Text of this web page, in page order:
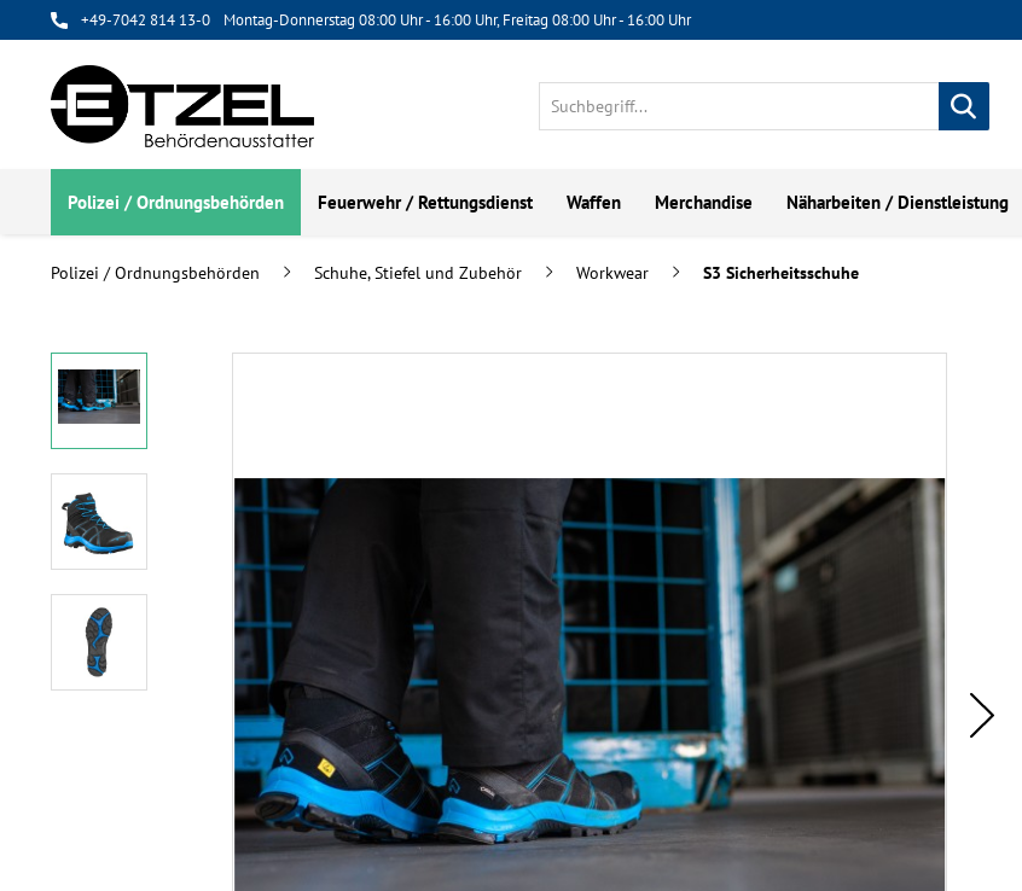
+49-7042 814 13-0 Montag-Donnerstag 08:00 Uhr - 16:00 Uhr, Freitag 08:00 Uhr - 16:00 Uhr
Polizei / Ordnungsbehörden Feuerwehr / Rettungsdienst Waffen Merchandise Näharbeiten / Dienstleistung
Polizei / Ordnungsbehörden Schuhe, Stiefel und Zubehör Workwear S3 Sicherheitsschuhe